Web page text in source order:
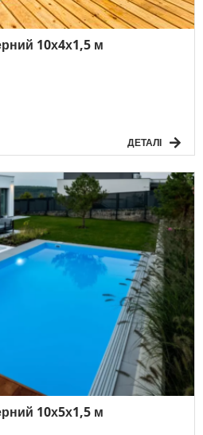
10х4х1,5 м
ДЕТАЛІ
10х5х1,5 м